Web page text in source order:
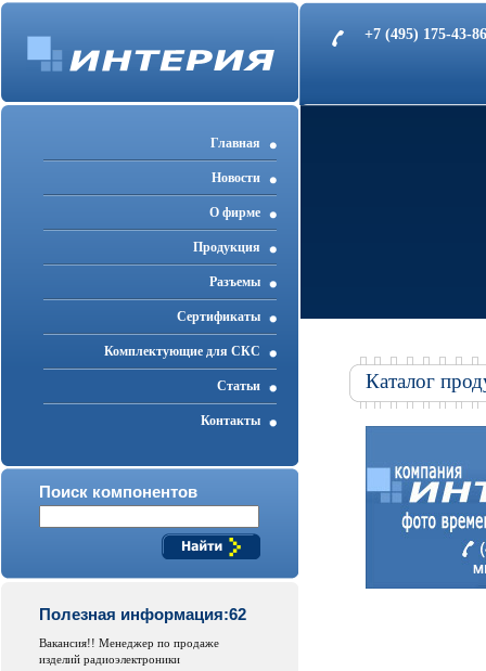
+7 (495) 175-43-
Главная
Новости
О фирме
Продукция
Разъемы
Cертификаты
Комплектующие для СКС
Статьи
Контакты
Поиск компонентов
Полезная информация:62
Вакансия!! Менеджер по продаже
изделий радиоэлектроники
Каталог